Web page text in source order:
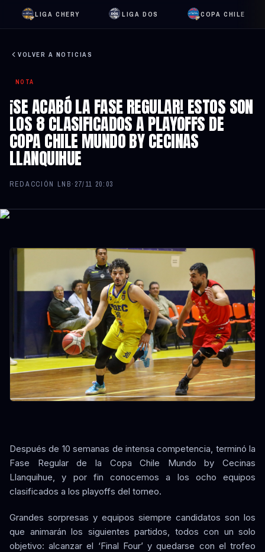
LIGA CHERY LIGA DOS COPA CHILE
VOLVER A NOTICIAS
NOTA
¡SE ACABÓ LA FASE REGULAR! ESTOS SON
LOS 8 CLASIFICADOS A PLAYOFFS DE
COPA CHILE MUNDO BY CECINAS
LLANQUIHUE
REDACCIÓN LNB· 27/11 20:03
Después de 10 semanas de intensa competencia, terminó la
Fase Regular de la Copa Chile Mundo by Cecinas
Llanquihue, y por fin conocemos a los ocho equipos
clasificados a los playoffs del torneo.
Grandes sorpresas y equipos siempre candidatos son los
que animarán los siguientes partidos, todos con un solo
objetivo: alcanzar el ‘Final Four’ y quedarse con el trofeo